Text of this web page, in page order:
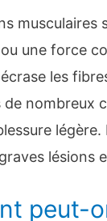
musculaires
une force
les
de nombreux
lésions
peut-